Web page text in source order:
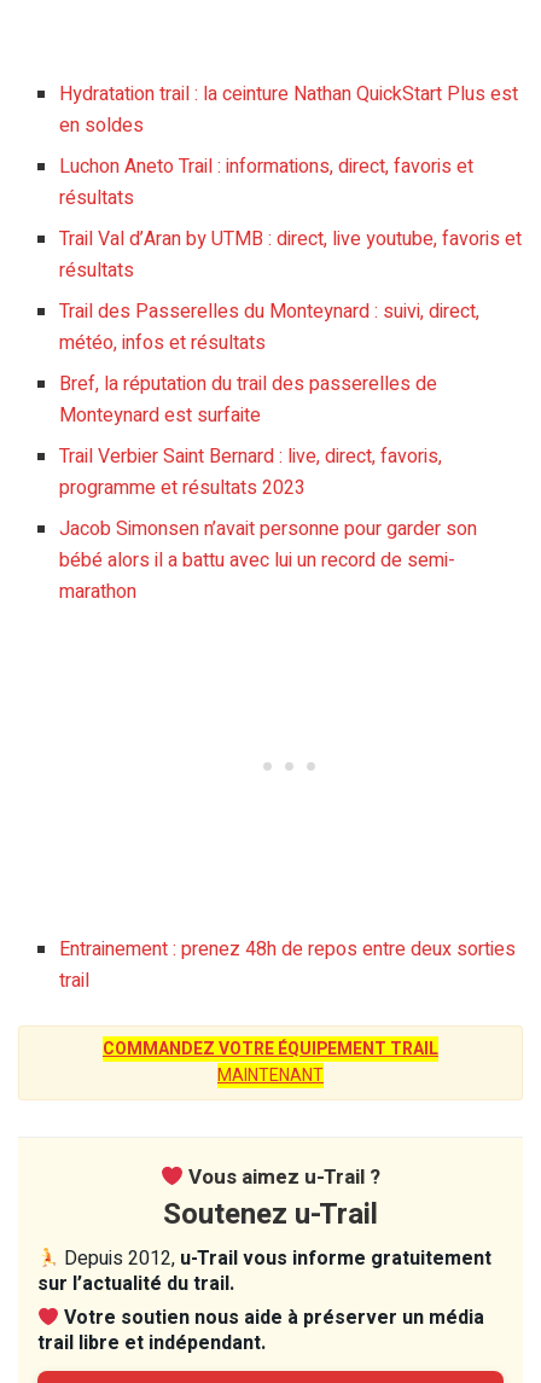
Hydratation trail : la ceinture Nathan QuickStart Plus est
en soldes
Luchon Aneto Trail : informations, direct, favoris et
résultats
Trail Val d’Aran by UTMB : direct, live youtube, favoris et
résultats
Trail des Passerelles du Monteynard : suivi, direct,
météo, infos et résultats
Bref, la réputation du trail des passerelles de
Monteynard est surfaite
Trail Verbier Saint Bernard : live, direct, favoris,
programme et résultats 2023
Jacob Simonsen n’avait personne pour garder son
bébé alors il a battu avec lui un record de semi-
marathon
Entrainement : prenez 48h de repos entre deux sorties
trail
COMMANDEZ VOTRE ÉQUIPEMENT TRAIL
MAINTENANT
Vous aimez u-Trail ?
Soutenez u-Trail
Depuis 2012, u-Trail vous informe gratuitement
sur l’actualité du trail.
Votre soutien nous aide à préserver un média
trail libre et indépendant.